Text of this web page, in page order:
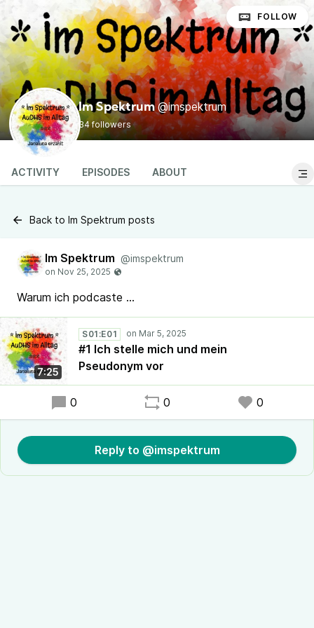
Im Spektrum @imspektrum
34 followers
FOLLOW
ACTIVITY EPISODES ABOUT
Back to Im Spektrum posts
Im Spektrum @imspektrum
Warum ich podcaste ...
7:25
S01:E01
#1 Ich stelle mich und mein
Pseudonym vor
0 0 0
Reply to @imspektrum